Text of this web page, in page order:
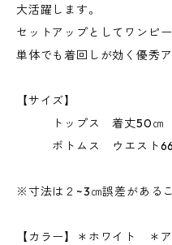
大活躍します。
セットアップとしてワンピ
単体でも着回しが効く優秀ア
【サイズ】
トップス 着丈50㎝
ボトムス ウエスト
※寸法は２~3㎝誤差がある
【カラー】＊ホワイト ＊